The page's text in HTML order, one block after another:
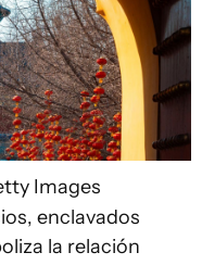
Images
enclavados
la relación